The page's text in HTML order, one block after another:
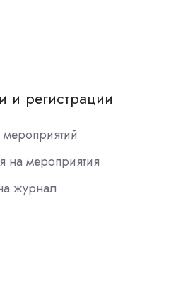
и регистрации
на мероприятия
журнал